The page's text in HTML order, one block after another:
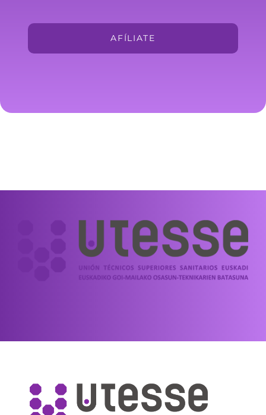
AFÍLIATE